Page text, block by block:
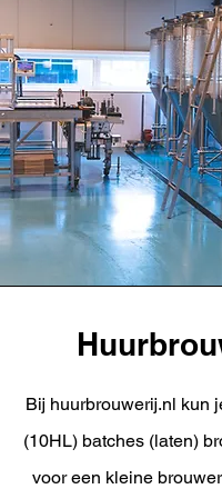
Bij huurbrouwerij.nl kun
(10HL) batches (laten)
voor een kleine